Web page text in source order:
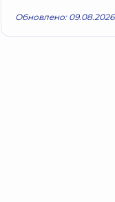
Обновлено: 09.08.2026